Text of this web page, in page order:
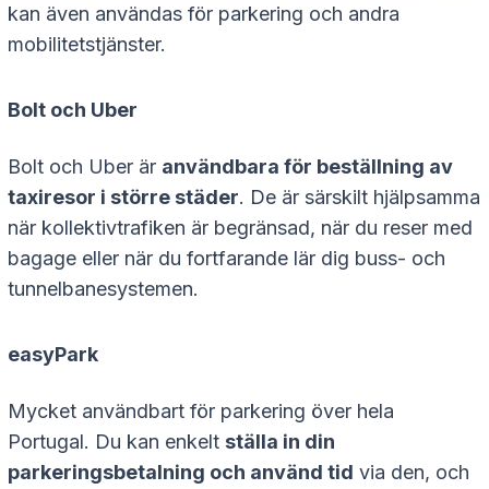
kan även användas för parkering och andra
mobilitetstjänster.
Bolt och Uber
Bolt och Uber är användbara för beställning av
taxiresor i större städer. De är särskilt hjälpsamma
när kollektivtrafiken är begränsad, när du reser med
bagage eller när du fortfarande lär dig buss- och
tunnelbanesystemen.
easyPark
Mycket användbart för parkering över hela
Portugal. Du kan enkelt ställa in din
parkeringsbetalning och använd tid via den, och